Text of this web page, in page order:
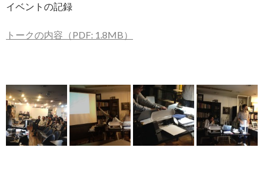
イベントの記録
トークの内容（PDF: 1.8MB）